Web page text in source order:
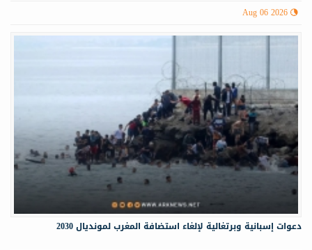
Aug 06 2026
دعوات إسبانية وبرتغالية لإلغاء استضافة المغرب لمونديال 2030